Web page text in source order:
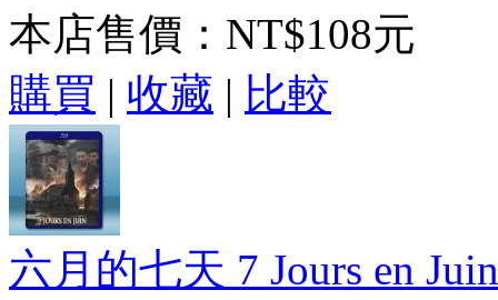
本店售價： NT$108元
購買 | 收藏 | 比較
六月的七天 7 Jours en